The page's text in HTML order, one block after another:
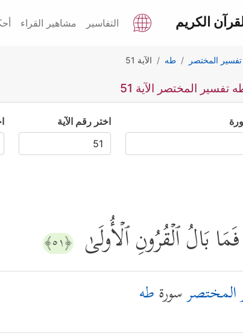
الكريم التفاسير مشاهير القراء
تفسير المختصر طه الآية 51
المختصر الآية 51
اختر رقم الآية
بَالُ ٱلۡقُرُونِ ٱلۡأُولَىٰ ﴿٥١﴾
المختصرسورةطه